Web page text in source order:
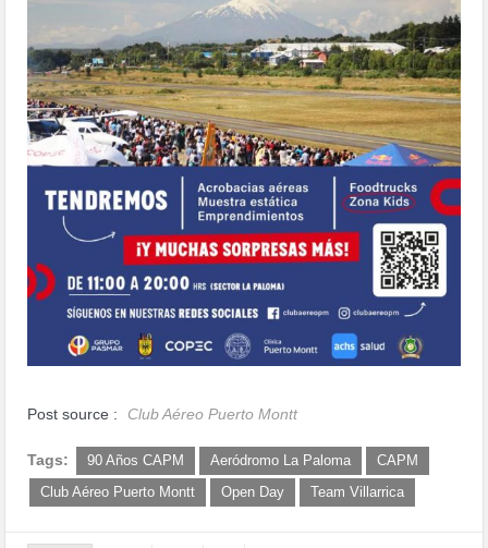
Post source : Club Aéreo Puerto Montt
Tags: 90 Años CAPM Aeródromo La Paloma
CAPM
Club Aéreo Puerto Montt
Open Day Team Villarrica